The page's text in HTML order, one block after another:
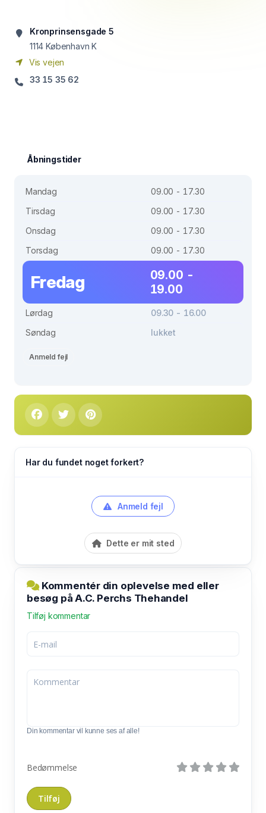
Kronprinsensgade 5
1114 København K
Vis vejen
33 15 35 62
Åbningstider
Mandag
09.00 - 17.30
Tirsdag
09.00 - 17.30
Onsdag
09.00 - 17.30
Torsdag
09.00 - 17.30
Fredag
09.00 -
19.00
Lørdag
09.30 - 16.00
Søndag
lukket
Anmeld fejl
Har du fundet noget forkert?
Anmeld fejl
Dette er mit sted
Kommentér din oplevelse med eller
besøg på A.C. Perchs Thehandel
Tilføj kommentar
Din kommentar vil kunne ses af alle!
Bedømmelse